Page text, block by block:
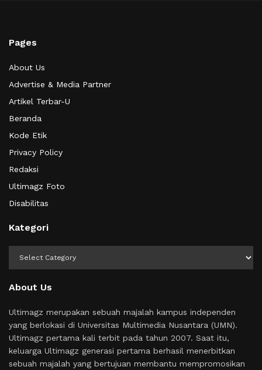
Pages
About Us
Advertise & Media Partner
Artikel Terbar-U
Beranda
Kode Etik
Privacy Policy
Redaksi
Ultimagz Foto
Disabilitas
Kategori
About Us
Ultimagz merupakan sebuah majalah kampus independen
yang berlokasi di Universitas Multimedia Nusantara (UMN).
Ultimagz pertama kali terbit pada tahun 2007. Saat itu,
keluarga Ultimagz generasi pertama berhasil menerbitkan
sebuah majalah yang bertujuan membantu mempromosikan